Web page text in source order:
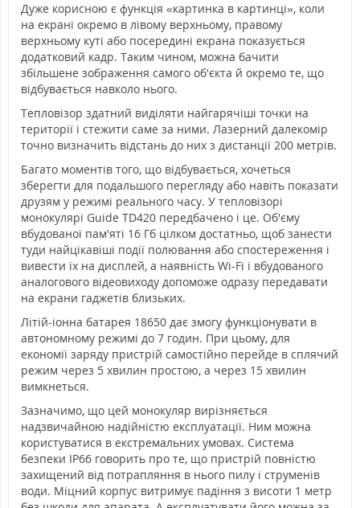
Дуже корисною є функція «картинка в картинці», коли
на екрані окремо в лівому верхньому, правому
верхньому куті або посередині екрана показується
додатковий кадр. Таким чином, можна бачити
збільшене зображення самого об'єкта й окремо те, що
відбувається навколо нього.
Тепловізор здатний виділяти найгарячіші точки на
території і стежити саме за ними. Лазерний далекомір
точно визначить відстань до них з дистанції 200 метрів.
Багато моментів того, що відбувається, хочеться
зберегти для подальшого перегляду або навіть показати
друзям у режимі реального часу. У тепловізорі
монокулярі Guide TD420 передбачено і це. Об'єму
вбудованої пам'яті 16 Гб цілком достатньо, щоб занести
туди найцікавіші події полювання або спостереження і
вивести їх на дисплей, а наявність Wi-Fi і вбудованого
аналогового відеовиходу допоможе одразу передавати
на екрани гаджетів близьких.
Літій-іонна батарея 18650 дає змогу функціонувати в
автономному режимі до 7 годин. При цьому, для
економії заряду пристрій самостійно перейде в сплячий
режим через 5 хвилин простою, а через 15 хвилин
вимкнеться.
Зазначимо, що цей монокуляр вирізняється
надзвичайною надійністю експлуатації. Ним можна
користуватися в екстремальних умовах. Система
безпеки IP66 говорить про те, що пристрій повністю
захищений від потрапляння в нього пилу і струменів
води. Міцний корпус витримує падіння з висоти 1 метр